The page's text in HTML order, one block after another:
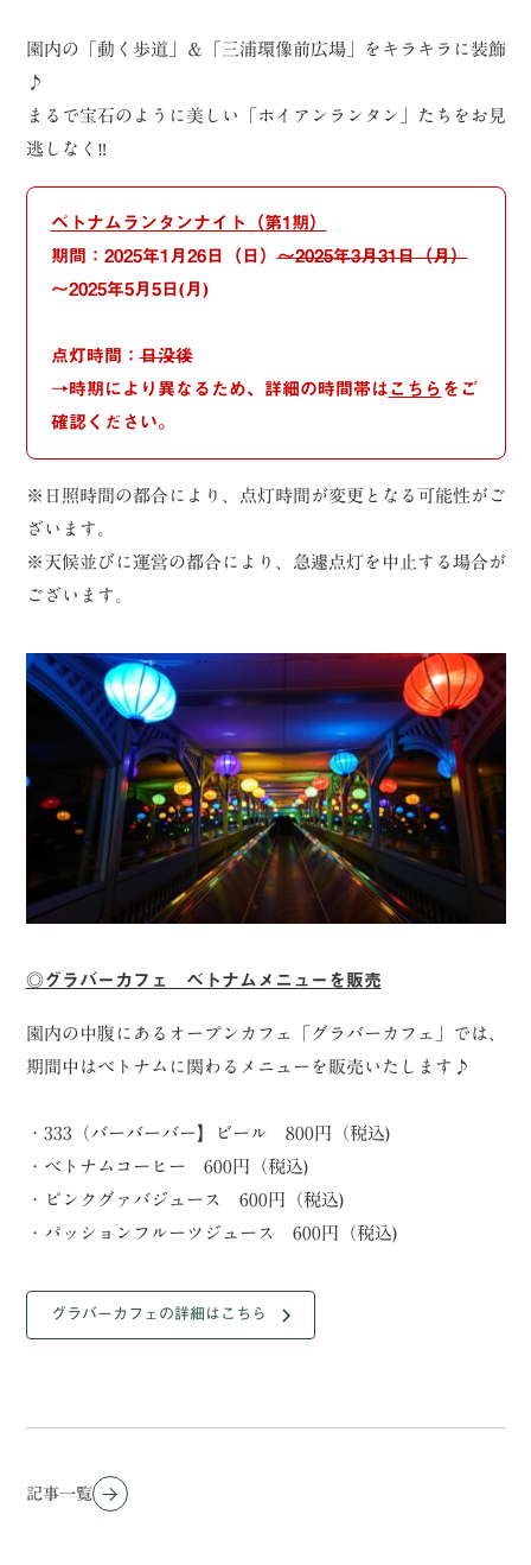
園内の「動く歩道」＆「三浦環像前広場」をキラキラに装飾
♪
まるで宝石のように美しい「ホイアンランタン」たちをお見
逃しなく‼
ベトナムランタンナイト（第1期）
期間：2025年1月26日（日）〜2025年3月31日（月）
〜2025年5月5日(月)
点灯時間：日没後
→時期により異なるため、詳細の時間帯は こちら をご
確認ください。
※日照時間の都合により、点灯時間が変更となる可能性がご
ざいます。
※天候並びに運営の都合により、急遽点灯を中止する場合が
ございます。
◎グラバーカフェ べトナムメニューを販売
園内の中腹にあるオープンカフェ「グラバーカフェ」では、
期間中はベトナムに関わるメニューを販売いたします♪
・333（バーバーバー】ビール 800円（税込)
・ベトナムコーヒー 600円（税込)
・ピンクグァバジュース 600円（税込)
・パッションフルーツジュース 600円（税込)
グラバーカフェの詳細はこちら
記事一覧